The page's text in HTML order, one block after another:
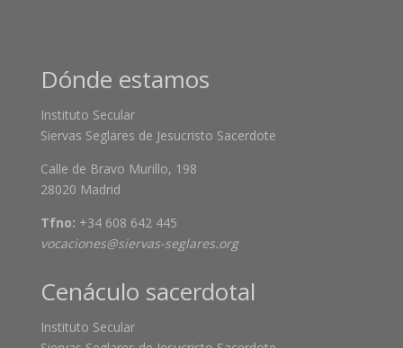
Dónde estamos
Instituto Secular
Siervas Seglares de Jesucristo Sacerdote
Calle de Bravo Murillo, 198
28020 Madrid
Tfno: +34 608 642 445
vocaciones@siervas-seglares.org
Cenáculo sacerdotal
Instituto Secular